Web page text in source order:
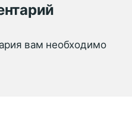
вам необходимо